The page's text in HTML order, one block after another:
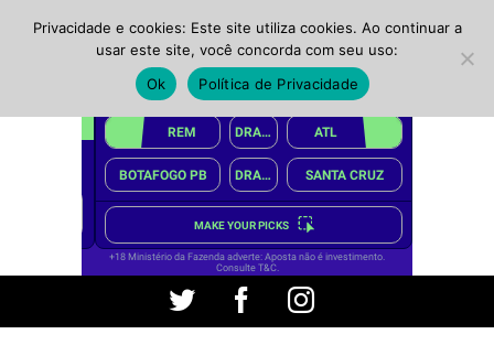
Twitter FacebookInstagram
Privacidade e cookies: Este site utiliza cookies. Ao continuar a
usar este site, você concorda com seu uso:
Ok
Política de Privacidade